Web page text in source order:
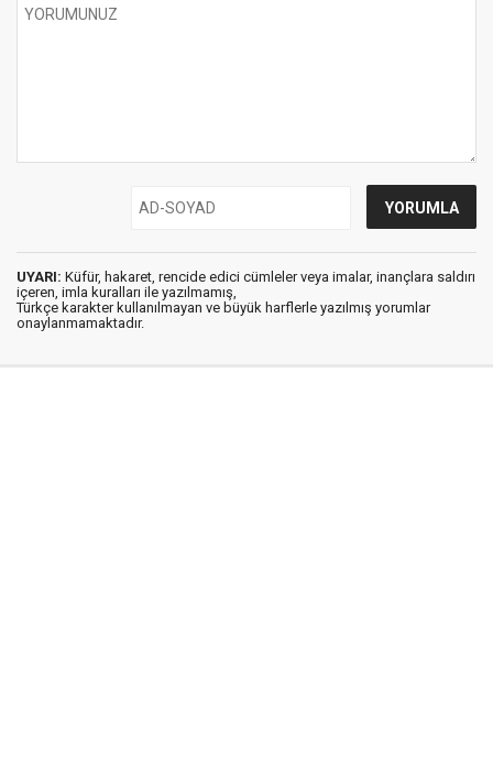
UYARI: Küfür, hakaret, rencide edici cümleler veya imalar, inançlara saldırı
içeren, imla kuralları ile yazılmamış,
Türkçe karakter kullanılmayan ve büyük harflerle yazılmış yorumlar
onaylanmamaktadır.